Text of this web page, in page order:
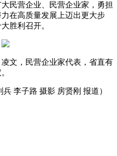
民营企业、民营企业家，勇担
在高质量发展上迈出更大步
胜利召开。
，民营企业家代表，省直有
李子路 摄影 房贤刚 报道）